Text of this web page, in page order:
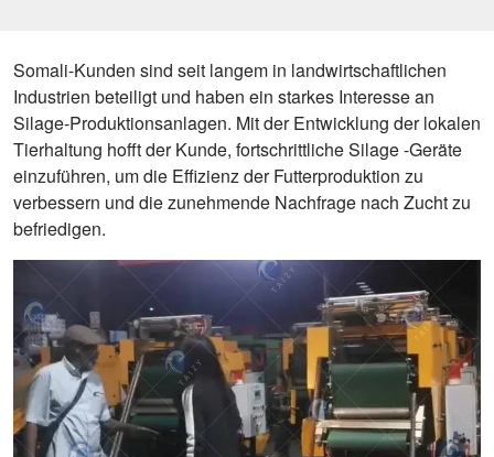
Somali-Kunden sind seit langem in landwirtschaftlichen
Industrien beteiligt und haben ein starkes Interesse an
Silage-Produktionsanlagen. Mit der Entwicklung der lokalen
Tierhaltung hofft der Kunde, fortschrittliche Silage -Geräte
einzuführen, um die Effizienz der Futterproduktion zu
verbessern und die zunehmende Nachfrage nach Zucht zu
befriedigen.